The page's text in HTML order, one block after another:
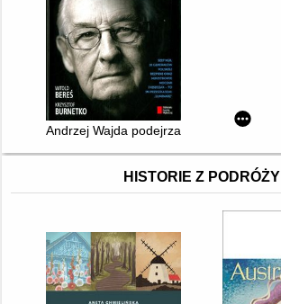
Andrzej Wajda podejrzany
HISTORIE Z PODRÓŻY